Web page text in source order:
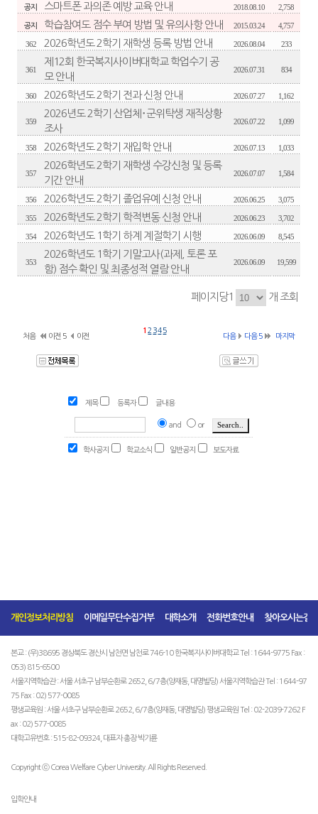
공지 스마트폰 과의존 예방 교육 안내 2018.08.10 2,758
공지 학습참여도 점수 부여 방법 및 유의사항 안내 2015.03.24 4,757
362 2026학년도 2학기 재학생 등록 방법 안내 2026.08.04 233
361
제12회 한국복지사이버대학교 학업수기 공
모 안내
2026.07.31 834
360 2026학년도 2학기 전과 신청 안내 2026.07.27 1,162
359
2026년도 2학기 산업체･군위탁생 재직상황
조사
2026.07.22 1,099
358 2026학년도 2학기 재입학 안내 2026.07.13 1,033
357
2026학년도 2학기 재학생 수강신청 및 등록
기간 안내
2026.07.07 1,584
356 2026학년도 2학기 졸업유예 신청 안내 2026.06.25 3,075
355 2026학년도 2학기 학적변동 신청 안내 2026.06.23 3,702
354 2026학년도 1학기 하계 계절학기 시행 2026.06.09 8,545
353
2026학년도 1학기 기말고사(과제, 토론 포
함) 점수 확인 및 최종성적 열람 안내
2026.06.09 19,599
페이지당1 개 조회
처음 이전 5 이전
1 2 34 5
다음 다음 5 마지막
제목 등록자 글내용
and or
학사공지 학교소식 일반공지 보도자료
개인정보처리방침 이메일무단수집거부 대학소개 전화번호안내 찾아오시는길
본교 : (우)38695 경상북도 경산시 남천면 남천로 746-10 한국복지사이버대학교 Tel : 1644-9775 Fax :
053) 815-6500
서울지역학습관 : 서울 서초구 남부순환로 2652, 6/7층(양재동, 대명빌딩) 서울지역학습관 Tel : 1644-97
75 Fax : 02) 577-0085
평생교육원 : 서울 서초구 남부순환로 2652, 6/7층(양재동, 대명빌딩) 평생교육원 Tel : 02-2039-7262 F
ax : 02) 577-0085
대학고유번호 : 515-82-09324, 대표자 총장 박기륜
Copyright ⓒ Corea Welfare Cyber University. All Rights Reserved.
입학안내